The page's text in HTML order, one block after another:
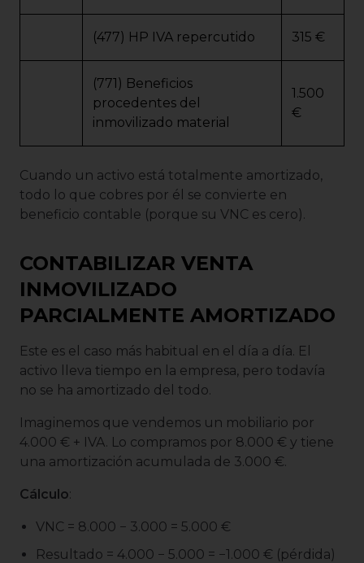
(477) HP IVA repercutido 315 €
(771) Beneficios
procedentes del
inmovilizado material
1.500
€
Cuando un activo está totalmente amortizado,
todo lo que cobres por él se convierte en
beneficio contable (porque su VNC es cero).
CONTABILIZAR VENTA
INMOVILIZADO
PARCIALMENTE AMORTIZADO
Este es el caso más habitual en el día a día. El
activo lleva tiempo en la empresa, pero todavía
no se ha amortizado del todo.
Imaginemos que vendemos un mobiliario por
4.000 € + IVA. Lo compramos por 8.000 € y tiene
una amortización acumulada de 3.000 €.
Cálculo:
VNC = 8.000 − 3.000 = 5.000 €
Resultado = 4.000 − 5.000 = −1.000 € (pérdida)